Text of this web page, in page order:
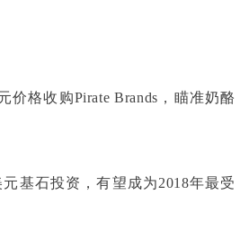
价格收购Pirate Brands，瞄准奶酪
基石投资，有望成为2018年最受